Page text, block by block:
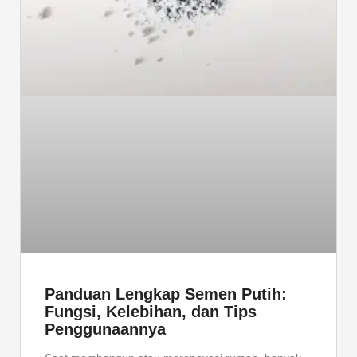
Panduan Lengkap Semen Putih:
Fungsi, Kelebihan, dan Tips
Penggunaannya